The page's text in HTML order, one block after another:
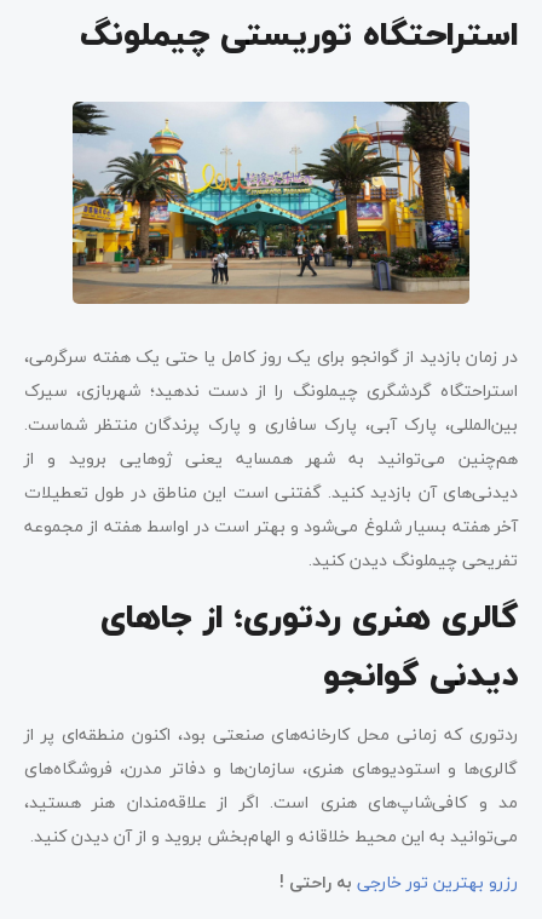
استراحتگاه توریستی چیملونگ
در زمان بازدید از گوانجو برای یک روز کامل یا حتی یک هفته سرگرمی،
استراحتگاه گردشگری چیملونگ را از دست ندهید؛ شهربازی، سیرک
بین‌المللی، پارک آبی، پارک سافاری و پارک پرندگان منتظر شماست.
هم‌چنین می‌توانید به شهر همسایه یعنی ژوهایی بروید و از
دیدنی‌های آن بازدید کنید. گفتنی است این مناطق در طول تعطیلات
آخر هفته بسیار شلوغ می‌شود و بهتر است در اواسط هفته از مجموعه
تفریحی چیملونگ دیدن کنید.
گالری هنری ردتوری؛ از جاهای
دیدنی گوانجو
ردتوری که زمانی محل کارخانه‌های صنعتی بود، اکنون منطقه‌ای پر از
گالری‌ها و استودیوهای هنری، سازمان‌ها و دفاتر مدرن، فروشگاه‌های
مد و کافی‌شاپ‌های هنری است. اگر از علاقه‌مندان هنر هستید،
می‌توانید به این محیط خلاقانه و الهام‌بخش بروید و از آن دیدن کنید.
رزرو بهترین تور خارجی به راحتی !